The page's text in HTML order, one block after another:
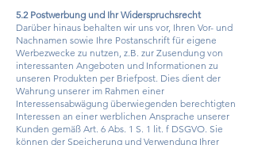
5.2 Postwerbung und Ihr Widerspruchsrecht
Darüber hinaus behalten wir uns vor, Ihren Vor- und
Nachnamen sowie Ihre Postanschrift für eigene
Werbezwecke zu nutzen, z.B. zur Zusendung von
interessanten Angeboten und Informationen zu
unseren Produkten per Briefpost. Dies dient der
Wahrung unserer im Rahmen einer
Interessensabwägung überwiegenden berechtigten
Interessen an einer werblichen Ansprache unserer
Kunden gemäß Art. 6 Abs. 1 S. 1 lit. f DSGVO. Sie
können der Speicherung und Verwendung Ihrer